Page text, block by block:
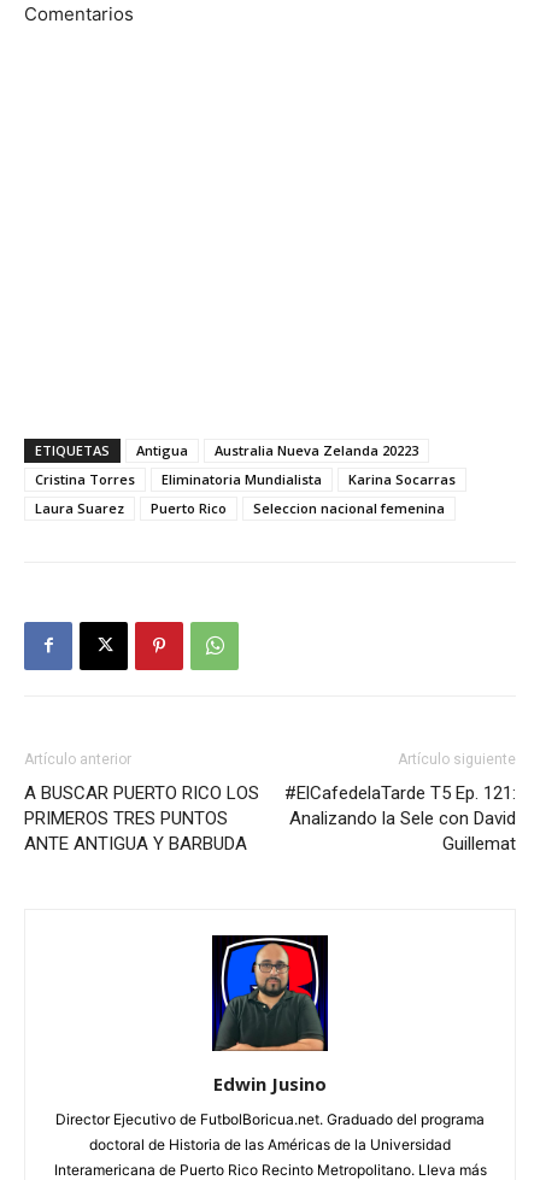
Comentarios
ETIQUETAS Antigua
Australia Nueva Zelanda 20223
Cristina Torres
Eliminatoria Mundialista
Karina Socarras
Laura Suarez
Puerto Rico Seleccion nacional femenina
Artículo anterior
A BUSCAR PUERTO RICO LOS
PRIMEROS TRES PUNTOS
ANTE ANTIGUA Y BARBUDA
Artículo siguiente
#ElCafedelaTarde T5 Ep. 121:
Analizando la Sele con David
Guillemat
Edwin Jusino
Director Ejecutivo de FutbolBoricua.net. Graduado del programa
doctoral de Historia de las Américas de la Universidad
Interamericana de Puerto Rico Recinto Metropolitano. Lleva más